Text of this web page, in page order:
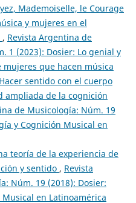
Mademoiselle, le Courage
y mujeres en el
, Revista Argentina de
1 (2023): Dosier: Lo genial y
que hacen música
Hacer sentido con el cuerpo
ampliada de la cognición
de Musicología: Núm. 19
y Cognición Musical en
teoría de la experiencia de
y sentido , Revista
Núm. 19 (2018): Dosier:
en Latinoamérica